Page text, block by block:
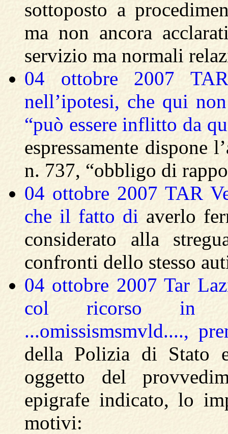
sottoposto a
ma non ancora
servizio ma normali
04 ottobre 2007
nell’ipotesi, che qui
“può essere inflitto da
espressamente dispone
n. 737, “obbligo di
04 ottobre 2007 TAR
che il fatto di averlo
considerato alla
confronti dello stesso
04 ottobre 2007 Tar
col ricorso in
...omissismsmvld....,
della Polizia di Stato
oggetto del
epigrafe indicato, lo
motivi: